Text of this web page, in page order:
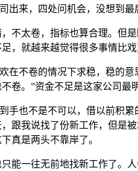
出来，四处问机会，没想到最
不太卷，指标也算合理。但
，就越来越觉得很多事情比
在不卷的情况下求稳，稳的
卷。”资金不足是这家公司最
手也不是不可以，借以前积
跟我说找了份新工作，但是
真是两头不靠岸了。
能一往无前地找新工作了。